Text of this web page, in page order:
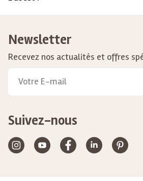
Newsletter
Recevez nos actualités et offres
Suivez-nous